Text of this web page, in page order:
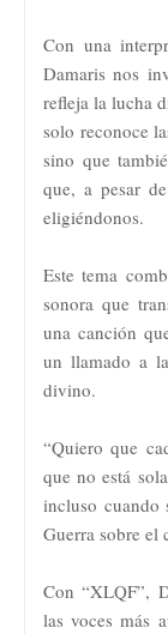
Con una
Damaris nos
refleja la lucha
solo reconoce
sino que
que, a pesar
eligiéndonos.
Este tema
sonora que
una canción
un llamado a
divino.
“Quiero que
que no está
incluso cuando
Guerra sobre el
Con “XLQF”,
las voces más